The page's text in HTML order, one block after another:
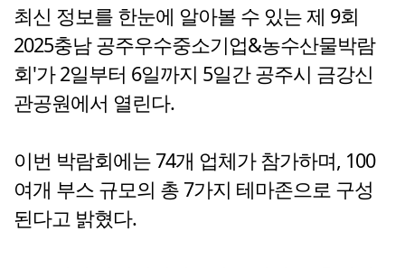
최신 정보를 한눈에 알아볼 수 있는 제 9회
2025충남 공주우수중소기업&농수산물박람
회'가 2일부터 6일까지 5일간 공주시 금강신
관공원에서 열린다.
이번 박람회에는 74개 업체가 참가하며, 100
여개 부스 규모의 총 7가지 테마존으로 구성
된다고 밝혔다.